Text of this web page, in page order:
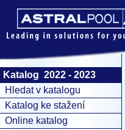
Katalog 2022 - 2023
Hledat v katalogu
Katalog ke stažení
Online katalog